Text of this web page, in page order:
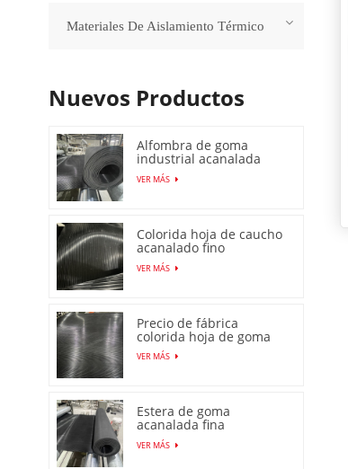
Materiales De Aislamiento Térmico
Nuevos Productos
Alfombra de goma
industrial acanalada
fina de alta calidad
VER MÁS
Colorida hoja de caucho
acanalado fino
antideslizante con
precio bajo
VER MÁS
Precio de fábrica
colorida hoja de goma
acanalada fina
antideslizante
VER MÁS
Estera de goma
acanalada fina
antideslizante
producida en fábrica en
VER MÁS